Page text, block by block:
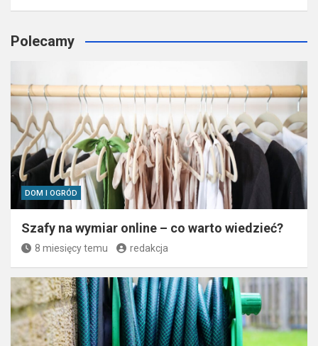
Polecamy
DOM I OGRÓD
Szafy na wymiar online – co warto wiedzieć?
8 miesięcy temu redakcja